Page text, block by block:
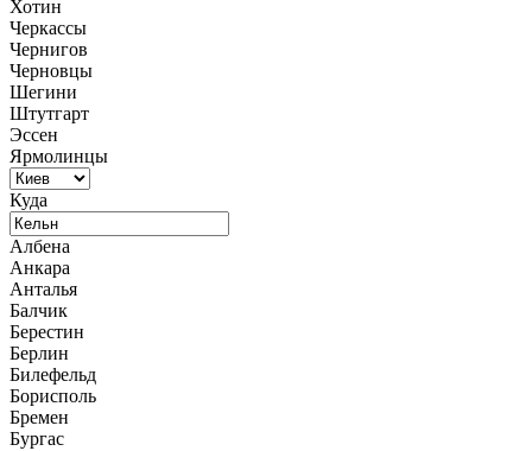
Хотин
Черкассы
Чернигов
Черновцы
Шегини
Штутгарт
Эссен
Ярмолинцы
Куда
Албена
Анкара
Анталья
Балчик
Берестин
Берлин
Билефельд
Борисполь
Бремен
Бургас